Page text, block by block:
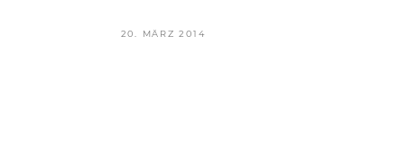
VERÖFFENTLICHT
20. MÄRZ 2014